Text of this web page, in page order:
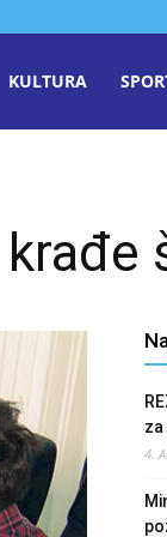
KULTURA
4.